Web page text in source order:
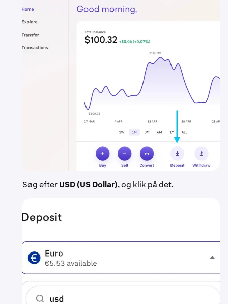
Søg efterUSD (US Dollar), og klik på det.